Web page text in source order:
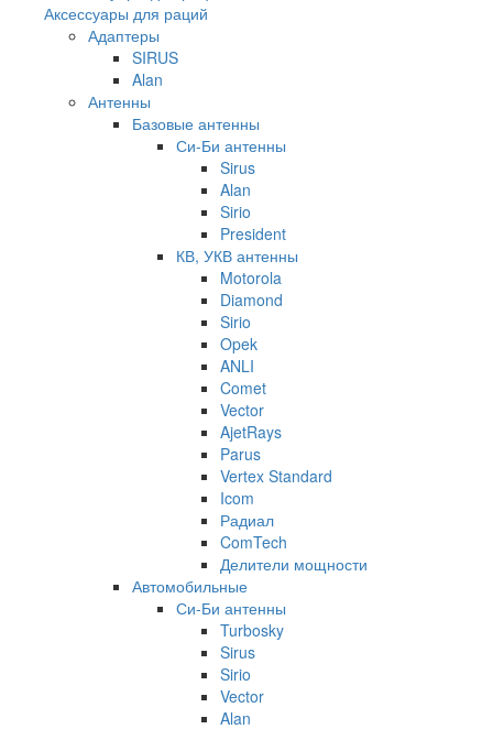
Аксессуары для раций
Адаптеры
SIRUS
Alan
Антенны
Базовые антенны
Си-Би антенны
Sirus
Alan
Sirio
President
КВ, УКВ антенны
Motorola
Diamond
Sirio
Opek
ANLI
Comet
Vector
AjetRays
Parus
Vertex Standard
Icom
Радиал
ComTech
Делители мощности
Автомобильные
Си-Би антенны
Turbosky
Sirus
Sirio
Vector
Alan